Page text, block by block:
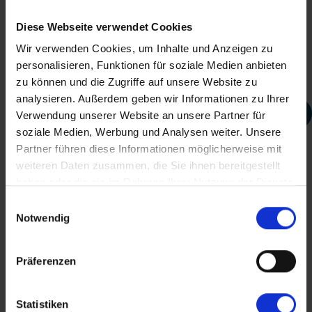
Diese Webseite verwendet Cookies
Wir verwenden Cookies, um Inhalte und Anzeigen zu
personalisieren, Funktionen für soziale Medien anbieten
zu können und die Zugriffe auf unsere Website zu
analysieren. Außerdem geben wir Informationen zu Ihrer
Verwendung unserer Website an unsere Partner für
soziale Medien, Werbung und Analysen weiter. Unsere
Partner führen diese Informationen möglicherweise mit
weiteren Daten zusammen, die Sie ihnen bereitgestellt
Notwendig
Präferenzen
Statistiken
Teile diese Reise
RV Mekong Pearl
2-Bettkabine Classic, Hauptdeck, franz.
Balkon
Kabinengrösse ca. 12 m²
Klimaanlage